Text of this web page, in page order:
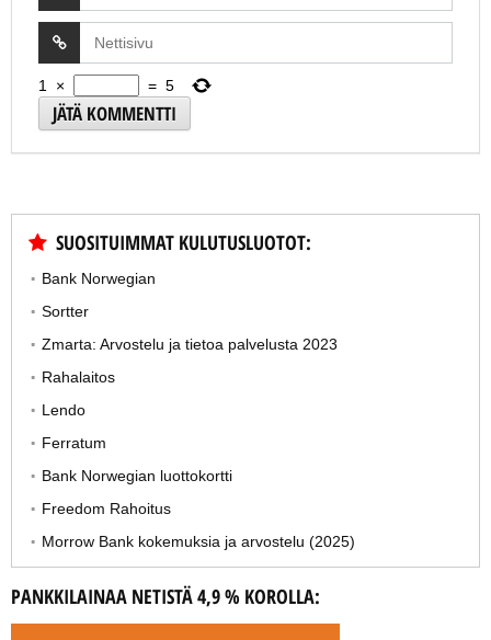
1 × = 5
SUOSITUIMMAT KULUTUSLUOTOT:
Bank Norwegian
Sortter
Zmarta: Arvostelu ja tietoa palvelusta 2023
Rahalaitos
Lendo
Ferratum
Bank Norwegian luottokortti
Freedom Rahoitus
Morrow Bank kokemuksia ja arvostelu (2025)
PANKKILAINAA NETISTÄ 4,9 % KOROLLA: